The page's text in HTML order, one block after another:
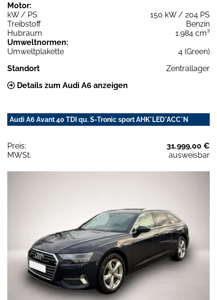
Motor:
kW / PS
150 kW / 204 PS
Treibstoff
Benzin
Hubraum
1.984 cm³
Umweltnormen:
Umweltplakette
4 (Green)
Standort
Zentrallager
Details zum Audi A6 anzeigen
Audi A6 Avant 40 TDI qu. S-Tronic sport AHK*LED*ACC*N
Preis:
31.999,00 €
MWSt:
ausweisbar